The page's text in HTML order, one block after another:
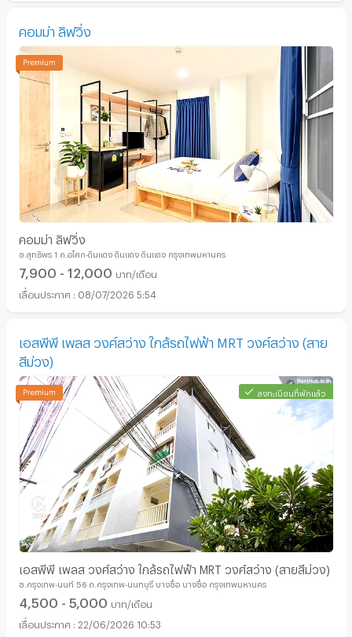
คอมม่า ลิฟวิ่ง
คอมม่า ลิฟวิ่ง
ซ.สุทธิพร 1 ถ.อโศก-ดินแดง ดินแดง ดินแดง กรุงเทพมหานคร
7,900 - 12,000 บาท/เดือน
08/07/2026 5:54
เอสพีพี เพลส วงศ์สว่าง ใกล้รถไฟฟ้า MRT วงศ์สว่าง (สาย
สีม่วง)
ลงทะเบียนที่พักแล้ว
เอสพีพี เพลส วงศ์สว่าง ใกล้รถไฟฟ้า MRT วงศ์สว่าง (สายสีม่วง)
ซ.กรุงเทพ-นนท์ 56 ถ.กรุงเทพ-นนทบุรี บางซื่อ บางซื่อ กรุงเทพมหานคร
4,500 - 5,000 บาท/เดือน
22/06/2026 10:53